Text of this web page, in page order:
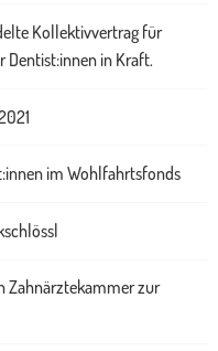
Kollektivvertrag für
Dentist:innen in Kraft.
im Wohlfahrtsfonds
Zahnärztekammer zur